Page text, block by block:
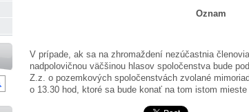
Oznam
V prípade, ak sa na zhromaždení nezúčastnia
nadpolovičnou väčšinou hlasov spoločenstva bude
Z.z. o pozemkových spoločenstvách zvolané
o 13.30 hod, ktoré sa bude konať na tom istom